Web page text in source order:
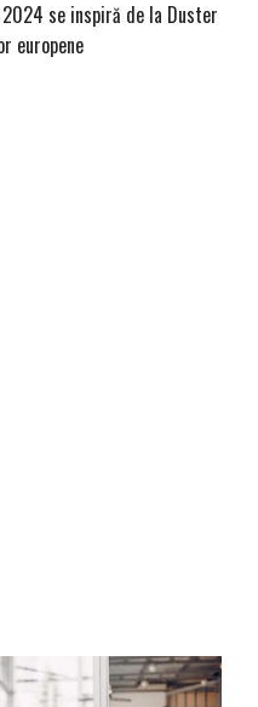
se inspiră de la Duster
europene